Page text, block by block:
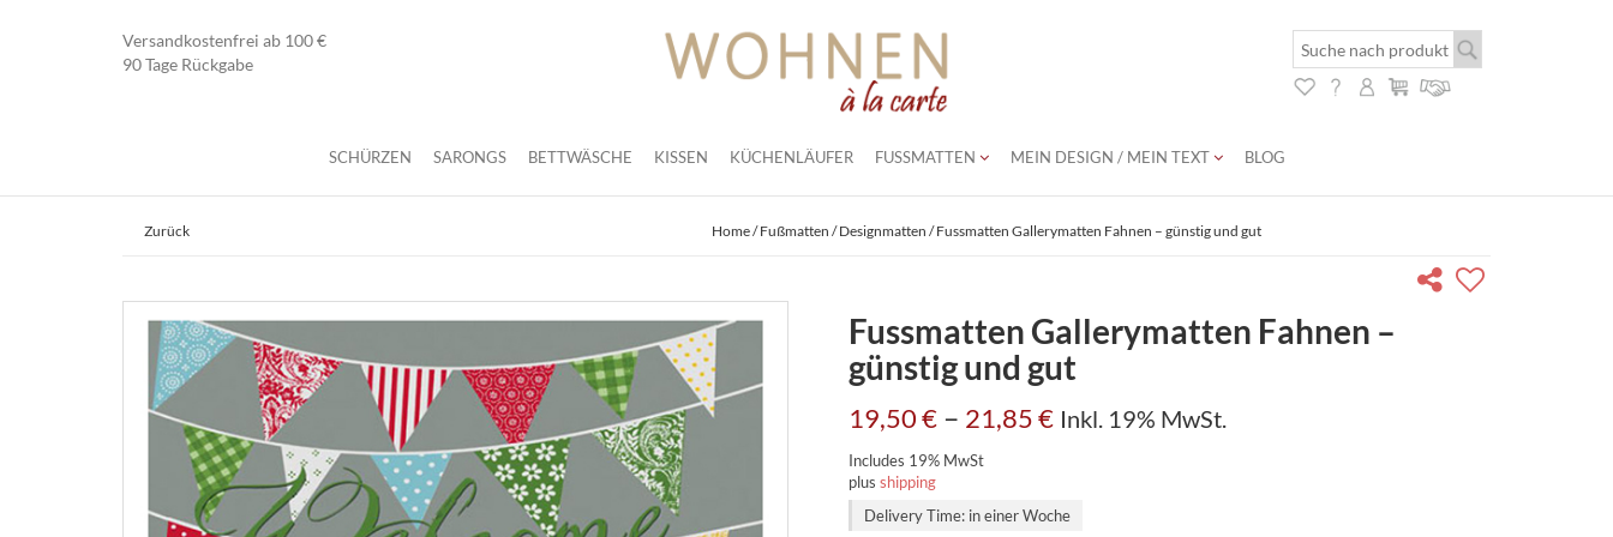
Versandkostenfrei ab 100 €
90 Tage Rückgabe
SCHÜRZEN SARONGS BETTWÄSCHE KISSEN KÜCHENLÄUFER FUSSMATTEN MEIN DESIGN / MEIN TEXT BLOG
Zurück Home/Fußmatten /Designmatten / Fussmatten Gallerymatten Fahnen – günstig und gut
Fussmatten Gallerymatten Fahnen –
günstig und gut
19,50€ – 21,85€ Inkl. 19% MwSt.
Includes 19% MwSt
plus shipping
Delivery Time: in einer Woche